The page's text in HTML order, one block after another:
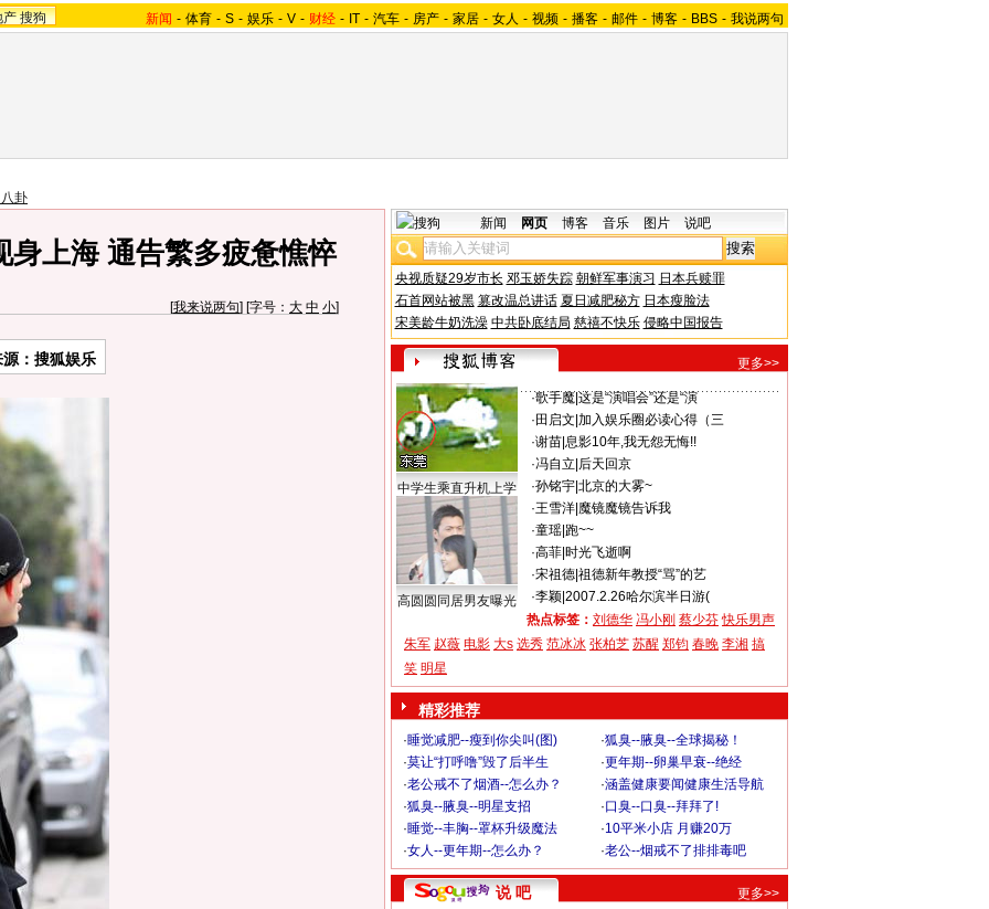
产 搜狗 新闻 - 体育 - S - 娱乐 - V - 财经 - IT - 汽车 - 房产 - 家居 - 女人 - 视频 - 播客 - 邮件 - 博客 - BBS - 我说两句
卦
身上海 通告繁多疲惫憔悴
[我来说两句] [字号： 大 中 小]
源：搜狐娱乐
新闻 网页 博客 音乐 图片 说吧
央视质疑29岁市长 邓玉娇失踪 朝鲜军事演习 日本兵赎罪
石首网站被黑 篡改温总讲话 夏日减肥秘方 日本瘦脸法
宋美龄牛奶洗澡 中共卧底结局 慈禧不快乐 侵略中国报告
更多>>
中学生乘直升机上学
高圆圆同居男友曝光
·歌手魔| 这是“演唱会”还是“演
· 田启文 加入娱乐圈必读心得（三
·谢苗| 息影10年,我无怨无悔!!
·冯自立 后天回京
·孙铭宇| 北京的大雾~
·王雪洋| 魔镜魔镜告诉我
·童瑶| 跑~~
·高菲| 时光飞逝啊
·宋祖德| 祖德新年教授“骂”的艺
·李颖| 2007.2.26哈尔滨半日游(
热点标签： 刘德华 冯小刚 蔡少芬 快乐男声
朱军 赵薇 电影 大s 选秀 范冰冰 张柏芝 苏醒 郑钧 春晚 李湘 搞
笑 明星
精彩推荐
·睡觉减肥--瘦到你尖叫(图) ·狐臭--腋臭--全球揭秘！
·莫让“打呼噜”毁了后半生 ·更年期--卵巢早衰--绝经
·老公戒不了烟酒--怎么办？ ·涵盖健康要闻健康生活导航
·狐臭--腋臭--明星支招 ·口臭--口臭--拜拜了!
·睡觉--丰胸--罩杯升级魔法 ·10平米小店 月赚20万
·女人--更年期--怎么办？ ·老公--烟戒不了排排毒吧
说 吧 更多>>